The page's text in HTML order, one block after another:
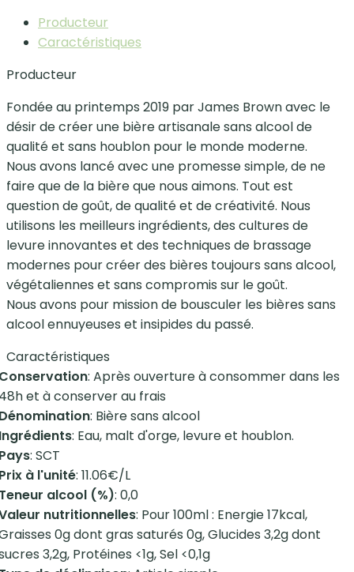
Producteur
Caractéristiques
Producteur
Fondée au printemps 2019 par James Brown avec le
désir de créer une bière artisanale sans alcool de
qualité et sans houblon pour le monde moderne.
Nous avons lancé avec une promesse simple, de ne
faire que de la bière que nous aimons. Tout est
question de goût, de qualité et de créativité. Nous
utilisons les meilleurs ingrédients, des cultures de
levure innovantes et des techniques de brassage
modernes pour créer des bières toujours sans alcool,
végétaliennes et sans compromis sur le goût.
Nous avons pour mission de bousculer les bières sans
alcool ennuyeuses et insipides du passé.
Caractéristiques
: Après ouverture à consommer dans les
et à conserver au frais
: Bière sans alcool
: Eau, malt d'orge, levure et houblon.
: SCT
à l'unité: 11.06€/L
alcool (%): 0,0
nutritionnelles: Pour 100ml : Energie 17kcal,
0g dont gras saturés 0g, Glucides 3,2g dont
3,2g, Protéines <1g, Sel <0,1g